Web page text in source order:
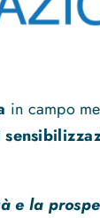
in campo
e la